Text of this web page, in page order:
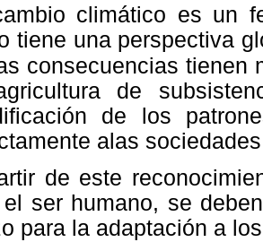
climático es un
tiene una perspectiva
consecuencias tienen
de
de los
alas
de este
ser humano, se
para la adaptación a